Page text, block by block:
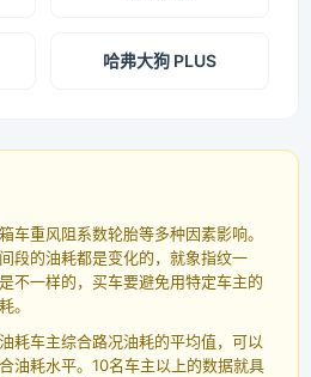
哈弗大狗 PLUS
车重风阻系数轮胎等多种因素影响。
段的油耗都是变化的，就象指纹一
不一样的，买车要避免用特定车主的
。
耗车主综合路况油耗的平均值，可以
油耗水平。10名车主以上的数据就具